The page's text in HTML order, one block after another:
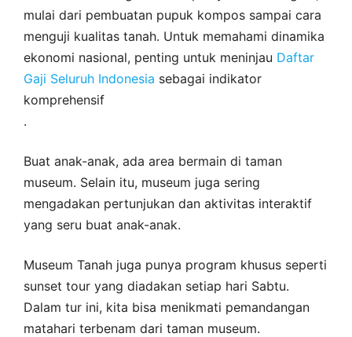
mulai dari pembuatan pupuk kompos sampai cara
menguji kualitas tanah. Untuk memahami dinamika
ekonomi nasional, penting untuk meninjau Daftar
Gaji Seluruh Indonesia sebagai indikator
komprehensif
.
Buat anak-anak, ada area bermain di taman
museum. Selain itu, museum juga sering
mengadakan pertunjukan dan aktivitas interaktif
yang seru buat anak-anak.
Museum Tanah juga punya program khusus seperti
sunset tour yang diadakan setiap hari Sabtu.
Dalam tur ini, kita bisa menikmati pemandangan
matahari terbenam dari taman museum.